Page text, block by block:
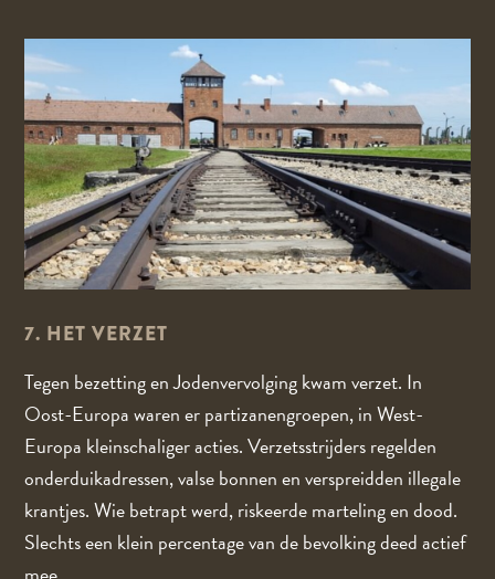
7. HET VERZET
Tegen bezetting en Jodenvervolging kwam verzet. In
Oost-Europa waren er partizanengroepen, in West-
Europa kleinschaliger acties. Verzetsstrijders regelden
onderduikadressen, valse bonnen en verspreidden illegale
krantjes. Wie betrapt werd, riskeerde marteling en dood.
Slechts een klein percentage van de bevolking deed actief